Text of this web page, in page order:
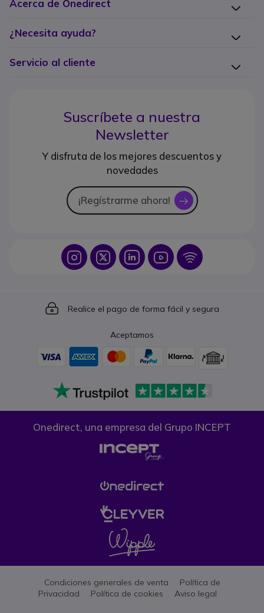
Acerca de Onedirect
¿Necesita ayuda?
Servicio al cliente
Suscríbete a nuestra
Newsletter
Y disfruta de los mejores descuentos y
novedades
¡Regístrarme ahora! icon
Icon IconIcon Icon Icon
Icon
Realice el pago de forma fácil y segura
Aceptamos
Onedirect, una empresa del Grupo INCEPT
Condiciones generales de venta
Política de
Privacidad
Política de cookies Aviso legal